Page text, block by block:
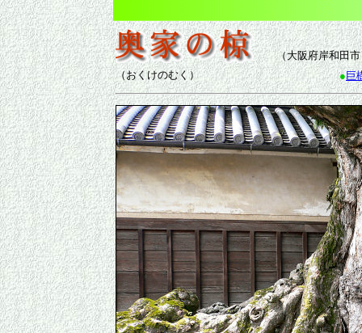
（大阪府岸和田市
（おくけのむく）
●巨